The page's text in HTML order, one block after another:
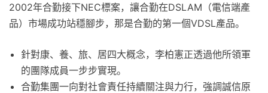
2002年合勤接下NEC標案，讓合勤在DSLAM（電信端產
品）市場成功站穩腳步，那是合勤的第一個VDSL產品。
針對康、養、旅、居四大概念，李柏憲正透過他所領軍
的團隊成員一步步實現。
合勤集團一向對社會責任持續關注與力行，強調誠信原